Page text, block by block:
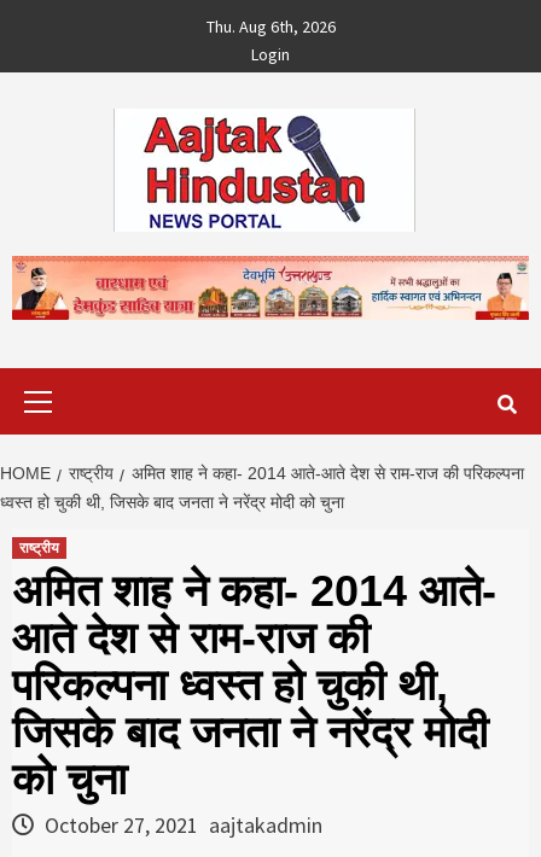
content
Thu. Aug 6th, 2026
Login
HOME राष्ट्रीय
अमित शाह ने कहा- 2014 आते-आते देश से राम-राज की परिकल्पना
ध्वस्त हो चुकी थी, जिसके बाद जनता ने नरेंद्र मोदी को चुना
राष्ट्रीय
अमित शाह ने कहा- 2014 आते-
आते देश से राम-राज की
परिकल्पना ध्वस्त हो चुकी थी,
जिसके बाद जनता ने नरेंद्र मोदी
को चुना
October 27, 2021 aajtakadmin